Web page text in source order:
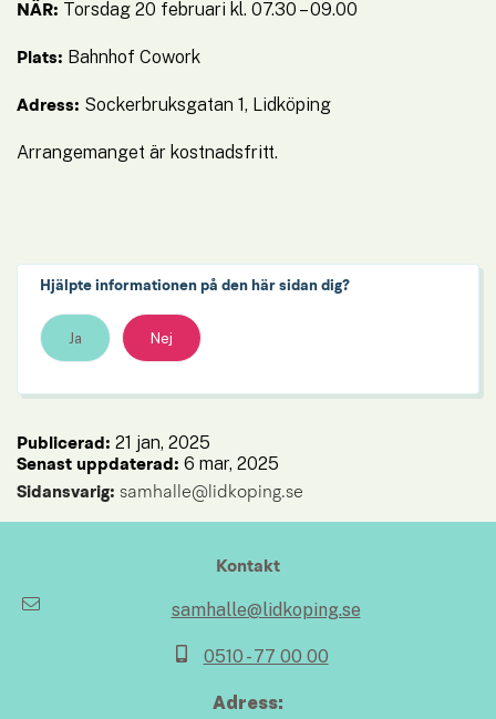
NÄR: Torsdag 20 februari kl. 07.30 – 09.00
Plats: Bahnhof Cowork
Adress: Sockerbruksgatan 1, Lidköping
Arrangemanget är kostnadsfritt.
Hjälpte informationen på den här sidan dig?
Ja Nej
Publicerad: 21 jan, 2025
Senast uppdaterad: 6 mar, 2025
Sidansvarig: samhalle@lidkoping.se
Kontakt
samhalle@lidkoping.se
0510 - 77 00 00
Adress: